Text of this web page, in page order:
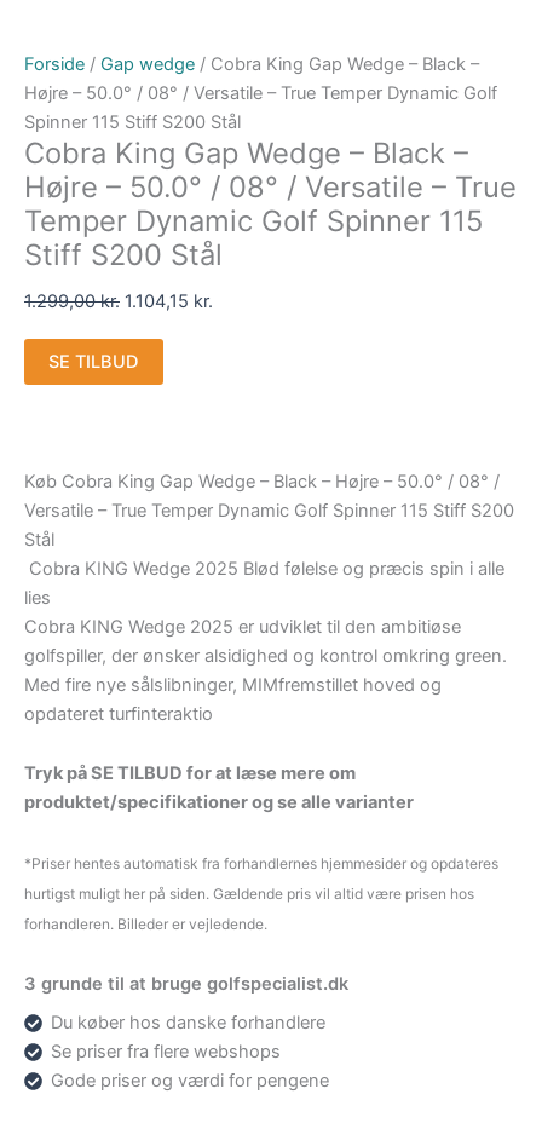
Forside / Gap wedge / Cobra King Gap Wedge – Black –
Højre – 50.0° / 08° / Versatile – True Temper Dynamic Golf
Spinner 115 Stiff S200 Stål
Cobra King Gap Wedge – Black –
Højre – 50.0° / 08° / Versatile – True
Temper Dynamic Golf Spinner 115
Stiff S200 Stål
1.299,00kr. 1.104,15 kr.
SE TILBUD
Køb Cobra King Gap Wedge – Black – Højre – 50.0° / 08° /
Versatile – True Temper Dynamic Golf Spinner 115 Stiff S200
Stål
Cobra KING Wedge 2025 Blød følelse og præcis spin i alle
lies
Cobra KING Wedge 2025 er udviklet til den ambitiøse
golfspiller, der ønsker alsidighed og kontrol omkring green.
Med fire nye sålslibninger, MIMfremstillet hoved og
opdateret turfinteraktio
Tryk på SE TILBUD for at læse mere om
produktet/specifikationer og se alle varianter
*Priser hentes automatisk fra forhandlernes hjemmesider og opdateres
hurtigst muligt her på siden. Gældende pris vil altid være prisen hos
forhandleren. Billeder er vejledende.
3 grunde til at bruge golfspecialist.dk
Du køber hos danske forhandlere
Se priser fra flere webshops
Gode priser og værdi for pengene